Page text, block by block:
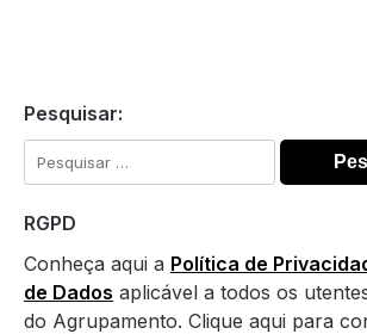
Pesquisar:
Pesquisar
por:
RGPD
Conheça aqui a Política de
de Dados aplicável a todos os
do Agrupamento. Clique aqui para